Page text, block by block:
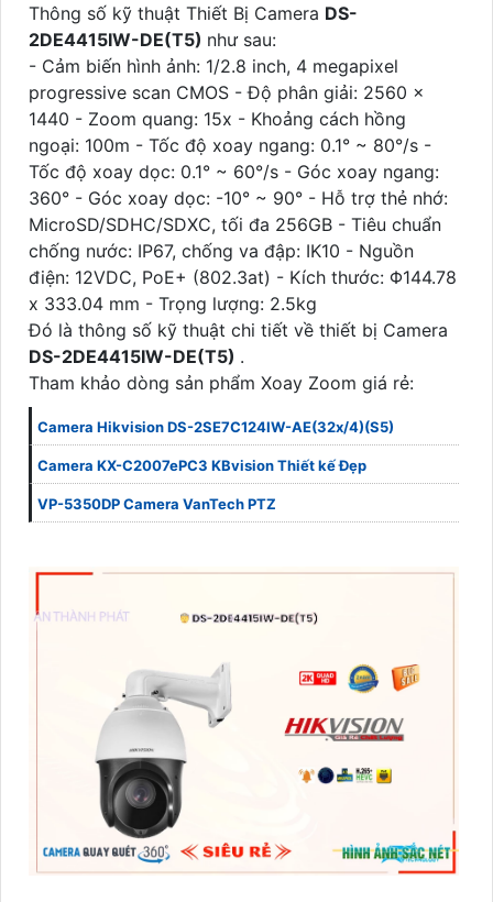
Thông số kỹ thuật Thiết Bị Camera DS-
2DE4415IW-DE(T5) như sau:
- Cảm biến hình ảnh: 1/2.8 inch, 4 megapixel
progressive scan CMOS - Độ phân giải: 2560 x
1440 - Zoom quang: 15x - Khoảng cách hồng
ngoại: 100m - Tốc độ xoay ngang: 0.1° ~ 80°/s -
Tốc độ xoay dọc: 0.1° ~ 60°/s - Góc xoay ngang:
360° - Góc xoay dọc: -10° ~ 90° - Hỗ trợ thẻ nhớ:
MicroSD/SDHC/SDXC, tối đa 256GB - Tiêu chuẩn
chống nước: IP67, chống va đập: IK10 - Nguồn
điện: 12VDC, PoE+ (802.3at) - Kích thước: Φ144.78
x 333.04 mm - Trọng lượng: 2.5kg
Đó là thông số kỹ thuật chi tiết về thiết bị Camera
DS-2DE4415IW-DE(T5) .
Tham khảo dòng sản phẩm Xoay Zoom giá rẻ:
Camera Hikvision DS-2SE7C124IW-AE(32x/4)(S5)
Camera KX-C2007ePC3 KBvision Thiết kế Đẹp
VP-5350DP Camera VanTech PTZ